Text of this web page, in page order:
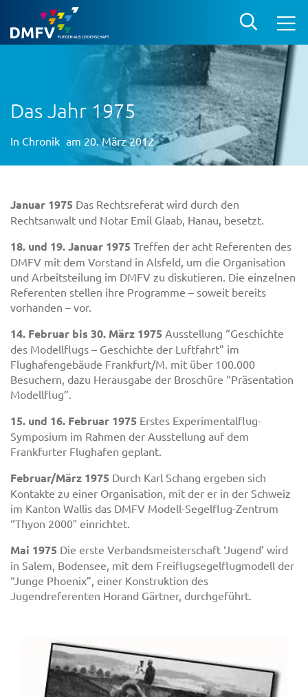
Das Jahr 1975
In Chronik am 20. März 2012
Januar 1975 Das Rechtsreferat wird durch den
Rechtsanwalt und Notar Emil Glaab, Hanau, besetzt.
18. und 19. Januar 1975 Treffen der acht Referenten des
DMFV mit dem Vorstand in Alsfeld, um die Organisation
und Arbeitsteilung im DMFV zu diskutieren. Die einzelnen
Referenten stellen ihre Programme – soweit bereits
vorhanden – vor.
14. Februar bis 30. März 1975 Ausstellung “Geschichte
des Modellflugs – Geschichte der Luftfahrt” im
Flughafengebäude Frankfurt/M. mit über 100.000
Besuchern, dazu Herausgabe der Broschüre “Präsentation
Modellflug”.
15. und 16. Februar 1975 Erstes Experimentalflug-
Symposium im Rahmen der Ausstellung auf dem
Frankfurter Flughafen geplant.
Februar/März 1975 Durch Karl Schang ergeben sich
Kontakte zu einer Organisation, mit der er in der Schweiz
im Kanton Wallis das DMFV Modell-Segelflug-Zentrum
“Thyon 2000″ einrichtet.
Mai 1975 Die erste Verbandsmeisterschaft ‘Jugend’ wird
in Salem, Bodensee, mit dem Freiflugsegelflugmodell der
“Junge Phoenix”, einer Konstruktion des
Jugendreferenten Horand Gärtner, durchgeführt.